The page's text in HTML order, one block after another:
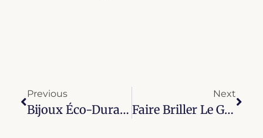
Previous
Bijoux Éco-Durables : Récupération Des Métaux Précieux
Next
Faire Briller Le Glamour : Le Guide De La Femme Pour La Réparation De Bijoux